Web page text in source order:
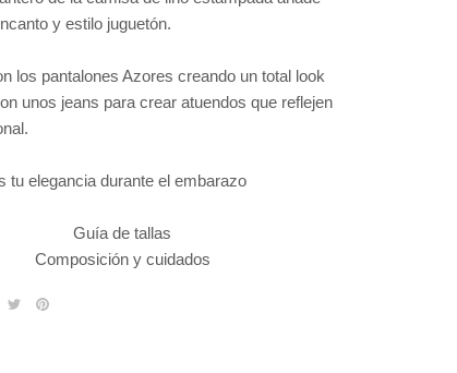
y estilo juguetón.
los pantalones Azores creando un total look
unos jeans para crear atuendos que reflejen
tu elegancia durante el embarazo
Guía de tallas
Composición y cuidados